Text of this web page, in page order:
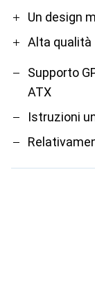
Un design
Alta qualità
Supporto
ATX
Istruzioni